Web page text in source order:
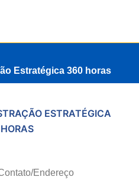
Estratégica 360 horas
ESTRATÉGICA
Endereço